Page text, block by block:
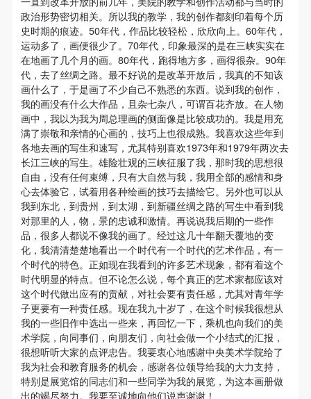
政治形势密切相关。所以我的教学，我的创作都刻印着每个历
史时期的痕迹。50年代，作品比较轻松，欣欣向上。60年代，
运动多了，画便很少了。70年代，印象最深的是在三峡实实在
在地画了几个月的画。80年代，跑得地方多，画得很杂。90年
代，去了丝绸之路。最不好说的是改革开放后，我真的不知该
画什么了，于是画了不少自己不熟悉的东西。说到我的创作，
我的画没有什么大作品，且杂七杂八，可谓百花齐放。在人物
画中，我以为我为周总理画的侧面像是比较成功的。我是用充
满了崇敬和亲情的心画的，技巧上也很成熟。我喜欢这些年到
各地去画的写生和速写，尤其特别喜欢1973年和1979年两次去
长江三峡的写生。雄险壮观的三峡征服了我，那时我的思想很
自由，没有任何束缚，只有大自然与我，我用全部的感情和身
心去体验它，试着用各种绘画的技巧去描绘它。另外也可以从
我到东北，到贵州，到太湖，到新疆丝绸之路的写生中看到我
对那里的人，物，景的忠诚和激情。再说说我后期的一些作
品，很多人都说不像我的画了。经过这几十年翻天覆地的变
化，我清清楚楚地看出一个时代有一个时代的艺术作品，有一
个时代的特色。正如现在我看到的许多艺术现象，都有着这个
时代明显的特点。但不论怎么说，每个真正的艺术家都应该对
这个时代做出应有的贡献，对社会要有责任感，尤其对青年学
子更要有一种责任感。现在我九十岁了，在这个时候我很想从
我的一些旧作中选出一些来，再回忆一下，乘机也向我们的美
术学院，向同事们，向朋友们，向社会做一个小结式的汇报，
很想听听大家的点评忠告。我要衷心地感谢中央美术学院给了
我为社会和教育服务的机会，感谢各位领导给我的大力支持，
特别是展览馆的同志们和一些同学为我的展览，为这本画册做
出的竭尽努力。我要至诚地向他们说声谢谢！
快捷登录 帐号密码登录
手机号码
发送验证码
手机号码将作为您的登录账号
验证码
登录
可使用雅昌艺术网会员账户登录
同下参观。
第四条
参加活动者在此次活动期间的人身安全责任自负。鼓
励参加者自行购买人身安全保险。活动中一旦出现事
故，活动中任何非事故当事人及美术馆将不承担人身
事故的任何责任，但有互相援助的义务。参加活动的
成员应当积极主动的组织实施救援工作，但对事故本
身不承担任何法律责任和经济责任。参加本次活动者
的人身安全不负有民事及相关连带责任。
第五条
参加活动者在此次活动期间应主动遵守美术馆活动秩
序、维护美术馆场地及展示、展览、馆藏艺术作品及
衍生品的安全。活动中一旦因个人原因造成美术馆场
地、空间、艺术品、衍生品等受到不同程度的损失、
破坏。活动中任何非事故当事人及美术馆将不承担相
应的责任与损失，应由参与活动者根据相应的法律条
文、组织规定进行协商和赔偿。并追究相应的法律责
任和经济责任。
第六条
参与活动者在参与活动时应当在美术馆工作人员及活
同下参观。
第四条
参加活动者在此次活动期间的人身安全责任自负。鼓
励参加者自行购买人身安全保险。活动中一旦出现事
故，活动中任何非事故当事人及美术馆将不承担人身
事故的任何责任，但有互相援助的义务。参加活动的
成员应当积极主动的组织实施救援工作，但对事故本
身不承担任何法律责任和经济责任。参加本次活动者
的人身安全不负有民事及相关连带责任。
第五条
参加活动者在此次活动期间应主动遵守美术馆活动秩
序、维护美术馆场地及展示、展览、馆藏艺术作品及
衍生品的安全。活动中一旦因个人原因造成美术馆场
地、空间、艺术品、衍生品等受到不同程度的损失、
破坏。活动中任何非事故当事人及美术馆将不承担相
应的责任与损失，应由参与活动者根据相应的法律条
文、组织规定进行协商和赔偿。并追究相应的法律责
任和经济责任。
第六条
参与活动者在参与活动时应当在美术馆工作人员及活
同下参观。
第四条
参加活动者在此次活动期间的人身安全责任自负。鼓
励参加者自行购买人身安全保险。活动中一旦出现事
故，活动中任何非事故当事人及美术馆将不承担人身
事故的任何责任，但有互相援助的义务。参加活动的
成员应当积极主动的组织实施救援工作，但对事故本
身不承担任何法律责任和经济责任。参加本次活动者
的人身安全不负有民事及相关连带责任。
第五条
参加活动者在此次活动期间应主动遵守美术馆活动秩
序、维护美术馆场地及展示、展览、馆藏艺术作品及
衍生品的安全。活动中一旦因个人原因造成美术馆场
地、空间、艺术品、衍生品等受到不同程度的损失、
破坏。活动中任何非事故当事人及美术馆将不承担相
应的责任与损失，应由参与活动者根据相应的法律条
文、组织规定进行协商和赔偿。并追究相应的法律责
任和经济责任。
第六条
参与活动者在参与活动时应当在美术馆工作人员及活